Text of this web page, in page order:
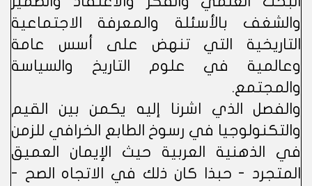
والشغف بالأسئلة والمعرفة الاجتماعية
التاريخية التي تنهض على أسس عامة
وعالمية في علوم التاريخ والسياسة
والمجتمع.
والفصل الذي اشرنا إليه يكمن بين القيم
والتكنولوجيا في رسوخ الطابع الخرافي للزمن
في الذهنية العربية حيث الإيمان العميق
المتجرد - حبذا كان ذلك في الاتجاه الصح -